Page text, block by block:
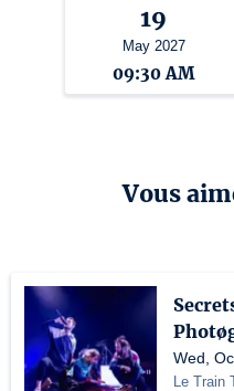
19
May 2027
09:30 AM
Vous
Wed,
Le Train